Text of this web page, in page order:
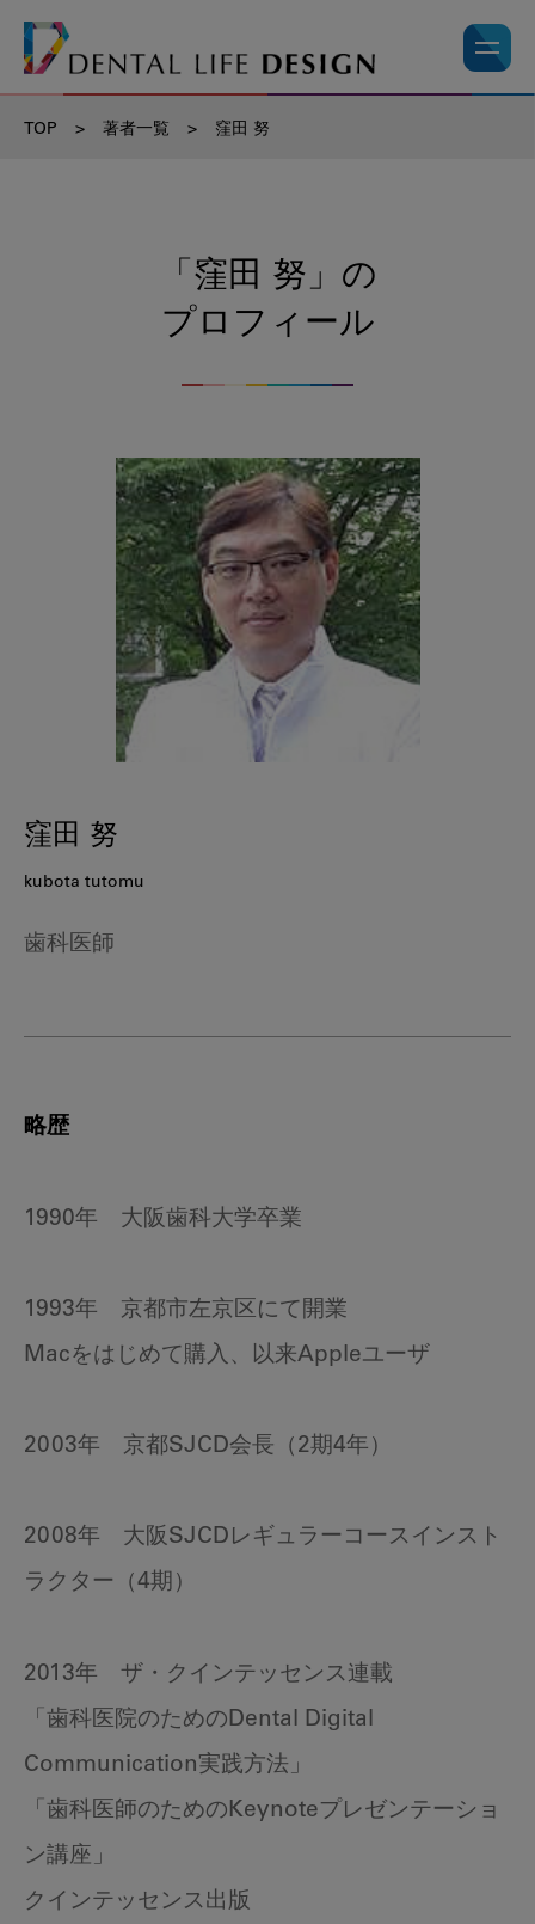
TOP > 著者一覧 > 窪田 努
「窪田 努」の
プロフィール
窪田 努
kubota tutomu
歯科医師
略歴
1990年 大阪歯科大学卒業
1993年 京都市左京区にて開業
Macをはじめて購入、以来Appleユーザ
2003年 京都SJCD会長（2期4年）
2008年 大阪SJCDレギュラーコースインスト
ラクター（4期）
2013年 ザ・クインテッセンス連載
「歯科医院のためのDental Digital
Communication実践方法」
「歯科医師のためのKeynoteプレゼンテーショ
ン講座」
クインテッセンス出版